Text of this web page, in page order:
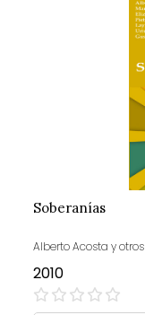
Soberanías
Alberto Acosta y otros
2010
0%